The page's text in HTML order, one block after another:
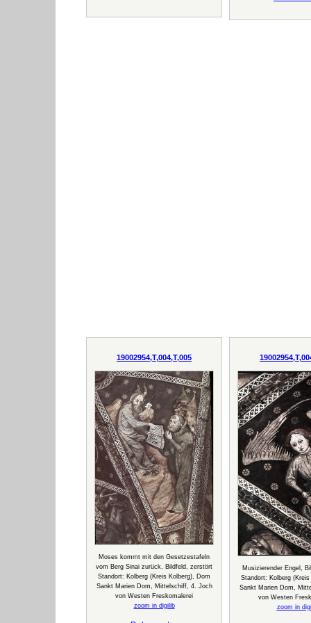
19002954,T,004,T,005
Moses kommt mit den Gesetzestafeln
vom Berg Sinai zurück, Bildfeld, zerstört
Standort: Kolberg (Kreis Kolberg), Dom
Sankt Marien Dom, Mittelschiff, 4. Joch
von Westen Freskomalerei
zoom in digilib
Musizierender Engel,
Standort: Kolberg
Sankt Marien Dom,
von Westen
zoom in